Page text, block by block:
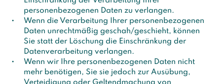
personenbezogenen Daten zu verlangen.
Wenn die Verarbeitung Ihrer personenbezogenen
Daten unrechtmäßig geschah/geschieht, können
Sie statt der Löschung die Einschränkung der
Datenverarbeitung verlangen.
Wenn wir Ihre personenbezogenen Daten nicht
mehr benötigen, Sie sie jedoch zur Ausübung,